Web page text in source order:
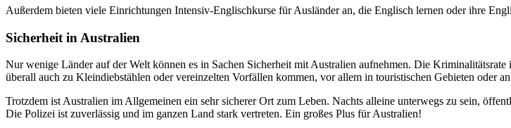
Außerdem bieten viele Einrichtungen Intensiv-Englischkurse für Ausländer an, die Englisch lernen oder ihre
Sicherheit in Australien
Nur wenige Länder auf der Welt können es in Sachen Sicherheit mit Australien aufnehmen. Die
überall auch zu Kleindiebstählen oder vereinzelten Vorfällen kommen, vor allem in touristischen Gebieten oder
Trotzdem ist Australien im Allgemeinen ein sehr sicherer Ort zum Leben. Nachts alleine unterwegs zu sein,
Die Polizei ist zuverlässig und im ganzen Land stark vertreten. Ein großes Plus für Australien!